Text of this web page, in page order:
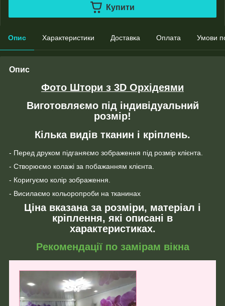
Купити
Опис Характеристики Доставка Оплата Умови
Опис
Фото Штори з 3D Орхідеями
Виготовляємо під індивідуальний
розмір!
Кілька видів тканин і кріплень.
- Перед друком підганяємо зображення під розмір клієнта.
- Створюємо колажі за побажанням клієнта.
- Коригуємо колір зображення.
- Висилаємо кольоропроби на тканинах
Ціна вказана за розміри, матеріал і
кріплення, які описані в
характеристиках.
Рекомендації по замірам вікна